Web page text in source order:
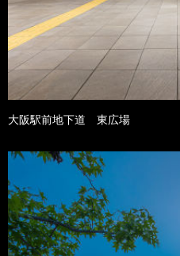
大阪駅前地下道 東広場